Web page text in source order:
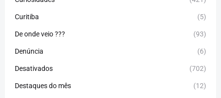
Curitiba (5)
De onde veio ??? (93)
Denúncia (6)
Desativados (702)
Destaques do mês (12)